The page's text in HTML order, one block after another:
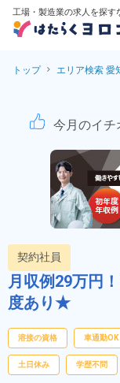
工場・製造業の求人を探す
トップ エリア検索 愛
工作機
今月のイチ
契約社員
月収例29万円
度あり★
溶接の資格 車通勤OK
土日休み 学歴不問